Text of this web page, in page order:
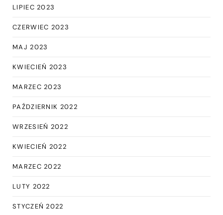
LIPIEC 2023
CZERWIEC 2023
MAJ 2023
KWIECIEŃ 2023
MARZEC 2023
PAŹDZIERNIK 2022
WRZESIEŃ 2022
KWIECIEŃ 2022
MARZEC 2022
LUTY 2022
STYCZEŃ 2022